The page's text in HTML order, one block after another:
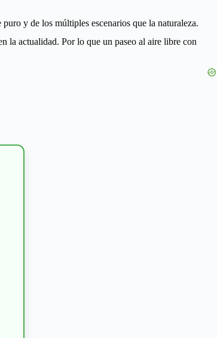
y de los múltiples escenarios que la naturaleza.
la actualidad. Por lo que un paseo al aire libre con